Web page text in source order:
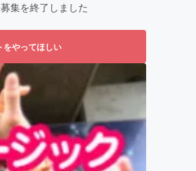
集を終了しました
をやってほしい